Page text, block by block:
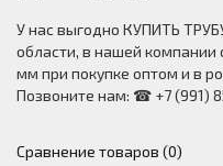
У нас выгодно КУПИТЬ
области, в нашей
мм при покупке оптом и в
Позвоните нам: ☎ +7 (991)
Сравнение товаров (0)